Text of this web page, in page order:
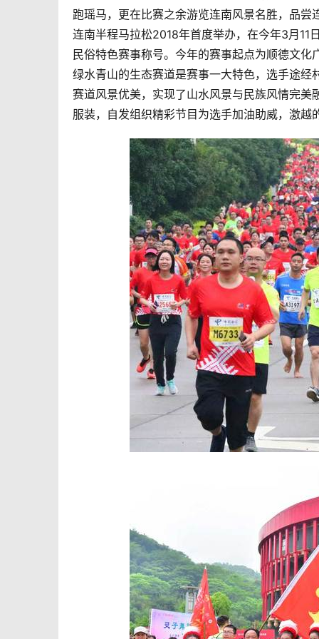
跑瑶马，更在比赛之余游览连南风景名胜，品
连南半程马拉松2018年首度举办，在今年3月11
民俗特色赛事称号。今年的赛事起点为顺德文
绿水青山的生态赛道是赛事一大特色，选手途
赛道风景优美，实现了山水风景与民族风情完
服装，自发组织精彩节目为选手加油助威，激